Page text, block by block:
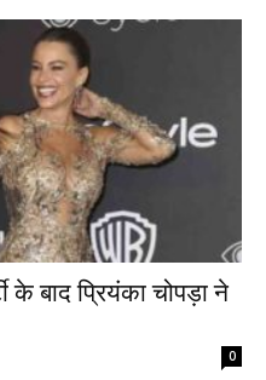
के बाद प्रियंका चोपड़ा ने
0